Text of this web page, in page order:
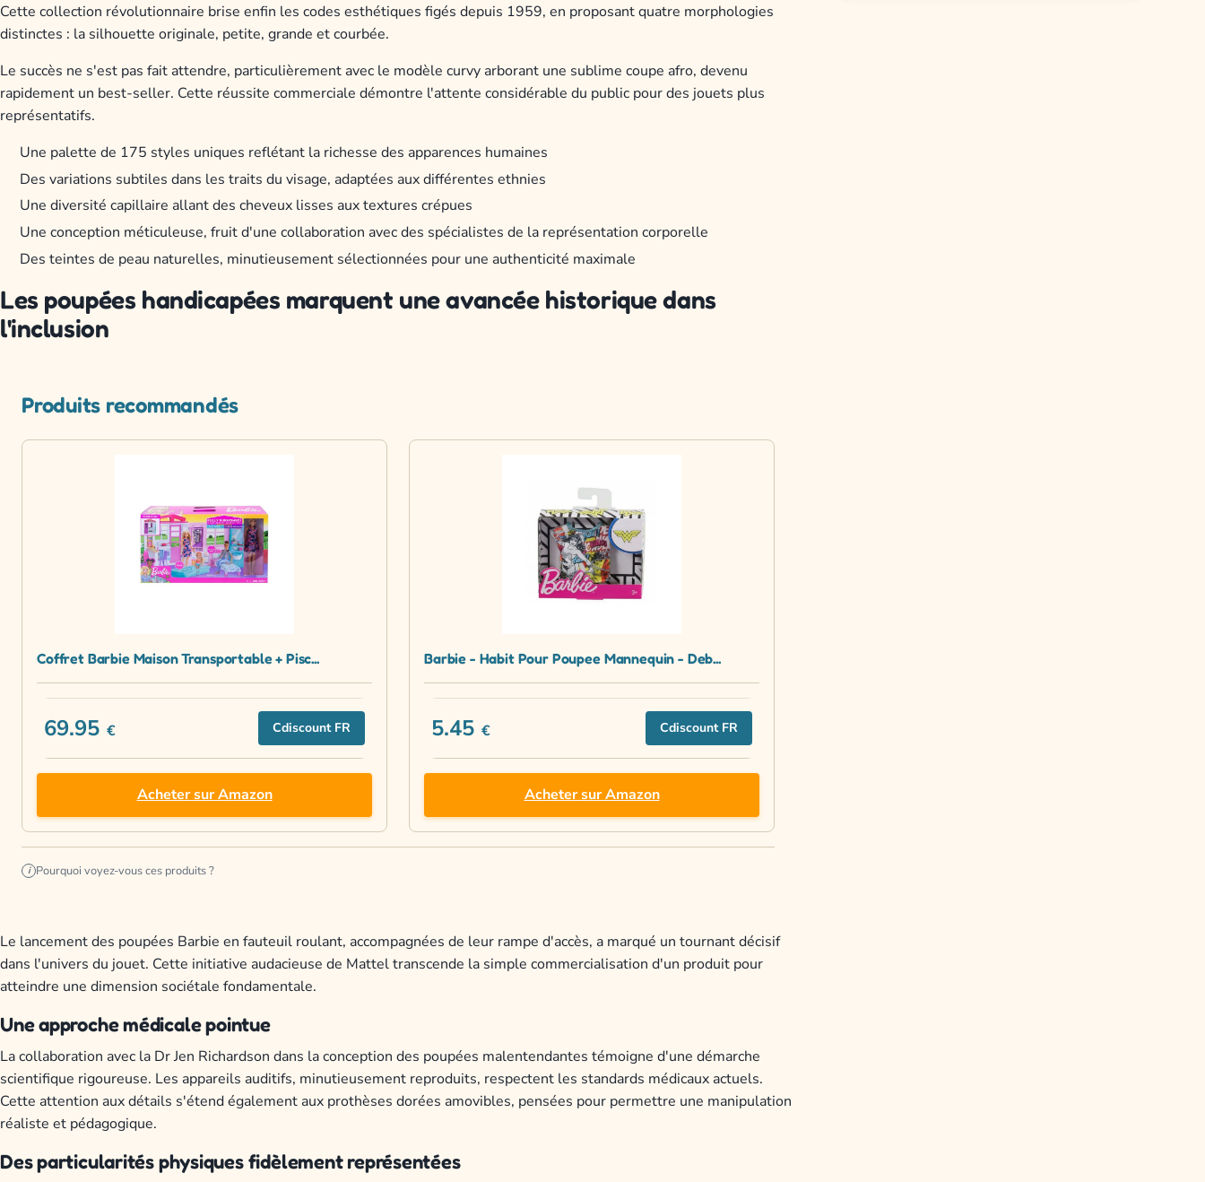
Cette collection révolutionnaire brise enfin les codes esthétiques figés depuis 1959, en proposant quatre morphologies
distinctes : la silhouette originale, petite, grande et courbée.
Le succès ne s'est pas fait attendre, particulièrement avec le modèle curvy arborant une sublime coupe afro, devenu
rapidement un best-seller. Cette réussite commerciale démontre l'attente considérable du public pour des jouets plus
représentatifs.
Une palette de 175 styles uniques reflétant la richesse des apparences humaines
Des variations subtiles dans les traits du visage, adaptées aux différentes ethnies
Une diversité capillaire allant des cheveux lisses aux textures crépues
Une conception méticuleuse, fruit d'une collaboration avec des spécialistes de la représentation corporelle
Des teintes de peau naturelles, minutieusement sélectionnées pour une authenticité maximale
Les poupées handicapées marquent une avancée historique dans
l'inclusion
Produits recommandés
Coffret Barbie Maison Transportable + Pisc...
69.95 € Cdiscount FR
Acheter sur Amazon
Barbie - Habit Pour Poupee Mannequin - Deb...
5.45 € Cdiscount FR
Acheter sur Amazon
i Pourquoi voyez-vous ces produits ?
Le lancement des poupées Barbie en fauteuil roulant, accompagnées de leur rampe d'accès, a marqué un tournant décisif
dans l'univers du jouet. Cette initiative audacieuse de Mattel transcende la simple commercialisation d'un produit pour
atteindre une dimension sociétale fondamentale.
Une approche médicale pointue
La collaboration avec la Dr Jen Richardson dans la conception des poupées malentendantes témoigne d'une démarche
scientifique rigoureuse. Les appareils auditifs, minutieusement reproduits, respectent les standards médicaux actuels.
Cette attention aux détails s'étend également aux prothèses dorées amovibles, pensées pour permettre une manipulation
réaliste et pédagogique.
Des particularités physiques fidèlement représentées